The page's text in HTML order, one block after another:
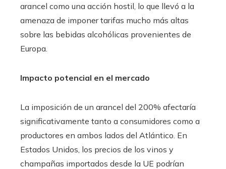
arancel como una acción hostil, lo que llevó a la
amenaza de imponer tarifas mucho más altas
sobre las bebidas alcohólicas provenientes de
Europa.
Impacto potencial en el mercado
La imposición de un arancel del 200% afectaría
significativamente tanto a consumidores como a
productores en ambos lados del Atlántico. En
Estados Unidos, los precios de los vinos y
champañas importados desde la UE podrían